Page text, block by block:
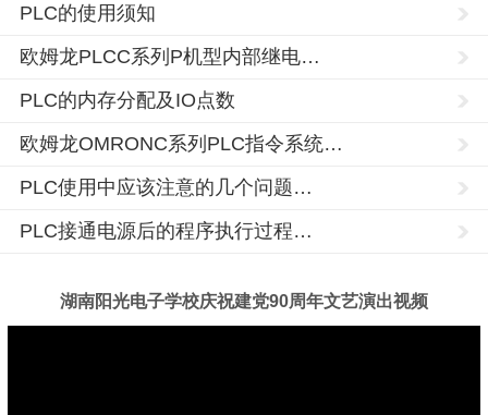
PLC的使用须知
欧姆龙PLCC系列P机型内部继电…
PLC的内存分配及IO点数
欧姆龙OMRONC系列PLC指令系统…
PLC使用中应该注意的几个问题…
PLC接通电源后的程序执行过程…
湖南阳光电子学校庆祝建党90周年文艺演出视频